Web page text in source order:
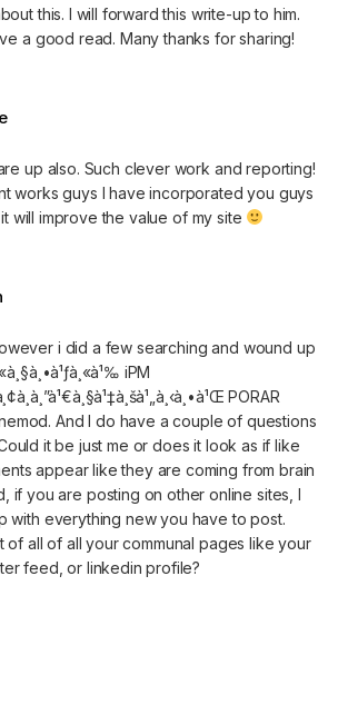
this. I will forward this write-up to him.
a good read. Many thanks for sharing!
up also. Such clever work and reporting!
works guys I have incorporated you guys
will improve the value of my site
i did a few searching and wound up
iPM
PORAR
And I do have a couple of questions
it be just me or does it look as if like
appear like they are coming from brain
if you are posting on other online sites, I
with everything new you have to post.
of all of all your communal pages like your
feed, or linkedin profile?